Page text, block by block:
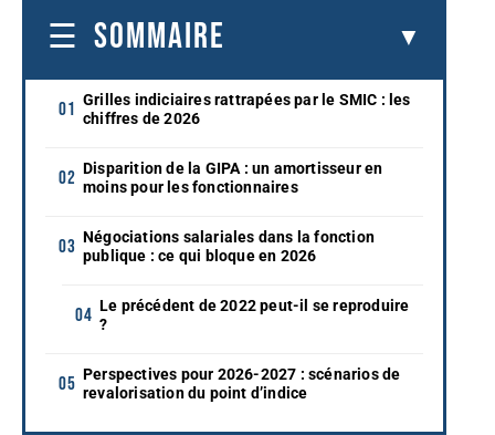
SOMMAIRE
Grilles indiciaires rattrapées par le SMIC : les
chiffres de 2026
Disparition de la GIPA : un amortisseur en
moins pour les fonctionnaires
Négociations salariales dans la fonction
publique : ce qui bloque en 2026
Le précédent de 2022 peut-il se reproduire
?
Perspectives pour 2026-2027 : scénarios de
revalorisation du point d’indice